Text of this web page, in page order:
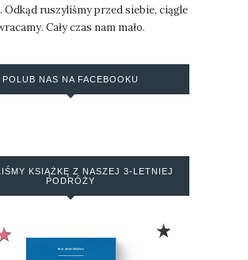
Odkąd ruszyliśmy przed siebie, ciągle
Cały czas nam mało.
POLUB NAS NA FACEBOOKU
KSIĄŻKĘ Z NASZEJ 3-LETNIEJ
PODRÓŻY